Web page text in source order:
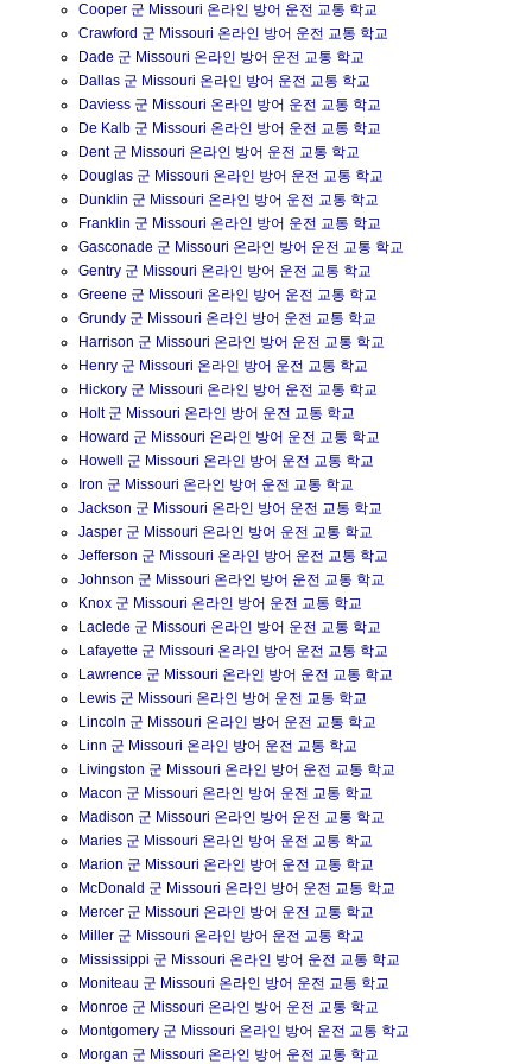
Cooper 군 Missouri 온라인 방어 운전 교통 학교
Crawford 군 Missouri 온라인 방어 운전 교통 학교
Dade 군 Missouri 온라인 방어 운전 교통 학교
Dallas 군 Missouri 온라인 방어 운전 교통 학교
Daviess 군 Missouri 온라인 방어 운전 교통 학교
De Kalb 군 Missouri 온라인 방어 운전 교통 학교
Dent 군 Missouri 온라인 방어 운전 교통 학교
Douglas 군 Missouri 온라인 방어 운전 교통 학교
Dunklin 군 Missouri 온라인 방어 운전 교통 학교
Franklin 군 Missouri 온라인 방어 운전 교통 학교
Gasconade 군 Missouri 온라인 방어 운전 교통 학교
Gentry 군 Missouri 온라인 방어 운전 교통 학교
Greene 군 Missouri 온라인 방어 운전 교통 학교
Grundy 군 Missouri 온라인 방어 운전 교통 학교
Harrison 군 Missouri 온라인 방어 운전 교통 학교
Henry 군 Missouri 온라인 방어 운전 교통 학교
Hickory 군 Missouri 온라인 방어 운전 교통 학교
Holt 군 Missouri 온라인 방어 운전 교통 학교
Howard 군 Missouri 온라인 방어 운전 교통 학교
Howell 군 Missouri 온라인 방어 운전 교통 학교
Iron 군 Missouri 온라인 방어 운전 교통 학교
Jackson 군 Missouri 온라인 방어 운전 교통 학교
Jasper 군 Missouri 온라인 방어 운전 교통 학교
Jefferson 군 Missouri 온라인 방어 운전 교통 학교
Johnson 군 Missouri 온라인 방어 운전 교통 학교
Knox 군 Missouri 온라인 방어 운전 교통 학교
Laclede 군 Missouri 온라인 방어 운전 교통 학교
Lafayette 군 Missouri 온라인 방어 운전 교통 학교
Lawrence 군 Missouri 온라인 방어 운전 교통 학교
Lewis 군 Missouri 온라인 방어 운전 교통 학교
Lincoln 군 Missouri 온라인 방어 운전 교통 학교
Linn 군 Missouri 온라인 방어 운전 교통 학교
Livingston 군 Missouri 온라인 방어 운전 교통 학교
Macon 군 Missouri 온라인 방어 운전 교통 학교
Madison 군 Missouri 온라인 방어 운전 교통 학교
Maries 군 Missouri 온라인 방어 운전 교통 학교
Marion 군 Missouri 온라인 방어 운전 교통 학교
McDonald 군 Missouri 온라인 방어 운전 교통 학교
Mercer 군 Missouri 온라인 방어 운전 교통 학교
Miller 군 Missouri 온라인 방어 운전 교통 학교
Mississippi 군 Missouri 온라인 방어 운전 교통 학교
Moniteau 군 Missouri 온라인 방어 운전 교통 학교
Monroe 군 Missouri 온라인 방어 운전 교통 학교
Montgomery 군 Missouri 온라인 방어 운전 교통 학교
Morgan 군 Missouri 온라인 방어 운전 교통 학교